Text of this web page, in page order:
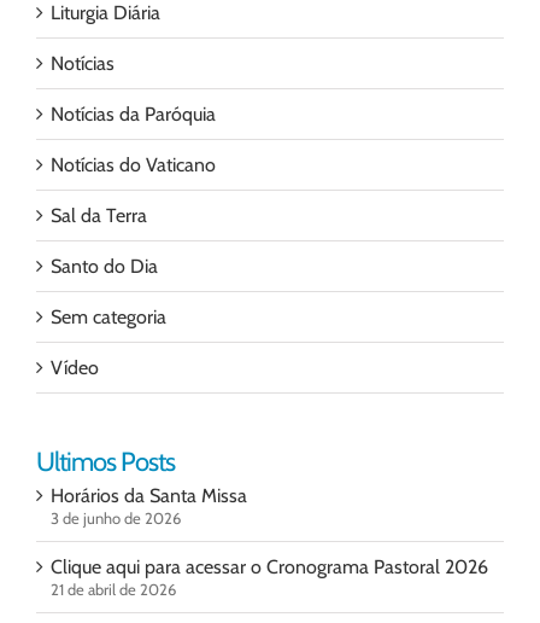
Liturgia Diária
Notícias
Notícias da Paróquia
Notícias do Vaticano
Sal da Terra
Santo do Dia
Sem categoria
Vídeo
Ultimos Posts
Horários da Santa Missa
3 de junho de 2026
Clique aqui para acessar o Cronograma Pastoral 2026
21 de abril de 2026